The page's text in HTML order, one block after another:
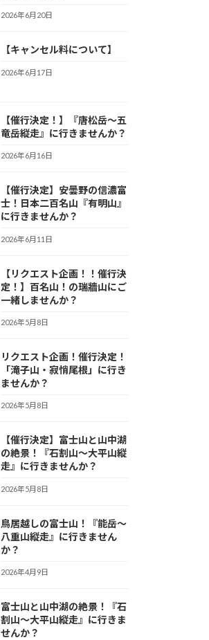
2026年6月20日
【キャンセル料について】
2026年6月17日
【催行決定！】『唐松岳〜五
竜岳縦走』に行きませんか？
2026年6月16日
【催行決定】安曇野の信濃富
士！日本二百名山『有明山』
に行きませんか？
2026年6月11日
【リクエスト企画！！催行決
定！】百名山！の瑞牆山にご
一緒しませんか？
2026年5月8日
リクエスト企画！催行決定！
「滝子山・寂悄尾根」に行き
ませんか？
2026年5月8日
【催行決定】富士山と山中湖
の絶景！『石割山〜大平山縦
走』に行きませんか？
2026年5月8日
鳥居越しの富士山！『能岳〜
八重山縦走』に行きません
か？
2026年4月9日
富士山と山中湖の絶景！『石
割山〜大平山縦走』に行きま
せんか？